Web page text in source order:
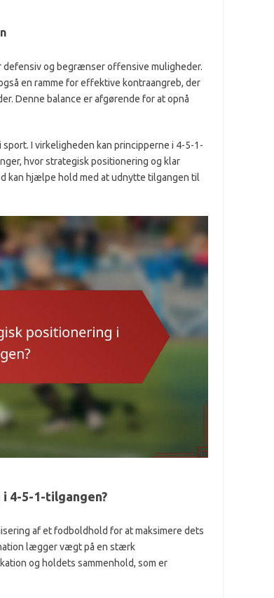
og begrænser offensive muligheder.
en ramme for effektive kontraangreb, der
Denne balance er afgørende for at opnå
I virkeligheden kan principperne i 4-5-1-
hvor strategisk positionering og klar
kan hjælpe hold med at udnytte tilgangen til
4-5-1-tilgangen?
af et fodboldhold for at maksimere dets
lægger vægt på en stærk
og holdets sammenhold, som er